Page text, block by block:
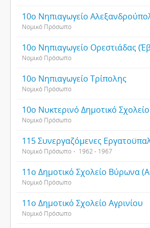
10ο Νηπιαγωγείο
Νομικό Πρόσωπο
10ο Νηπιαγωγείο Ορεστιάδας
Νομικό Πρόσωπο
10ο Νηπιαγωγείο Τρίπολης
Νομικό Πρόσωπο
10ο Νυκτερινό Δημοτικό
Νομικό Πρόσωπο
Νομικό Πρόσωπο 1962 - 1967
11o Δημοτικό Σχολείο Βύρωνα
Νομικό Πρόσωπο
11ο Δημοτικό Σχολείο Αγρινίου
Νομικό Πρόσωπο